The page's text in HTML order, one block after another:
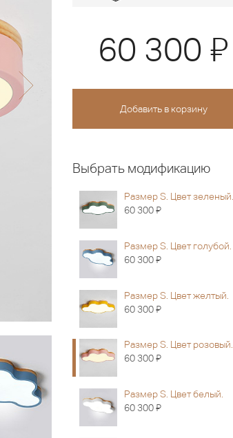
60 300 Я
Выбрать модификацию
Размер S. Цвет зеленый.
60 300Я
Размер S. Цвет голубой.
60 300Я
Размер S. Цвет желтый.
60 300Я
Размер S. Цвет розовый.
60 300Я
Размер S. Цвет белый.
60 300Я